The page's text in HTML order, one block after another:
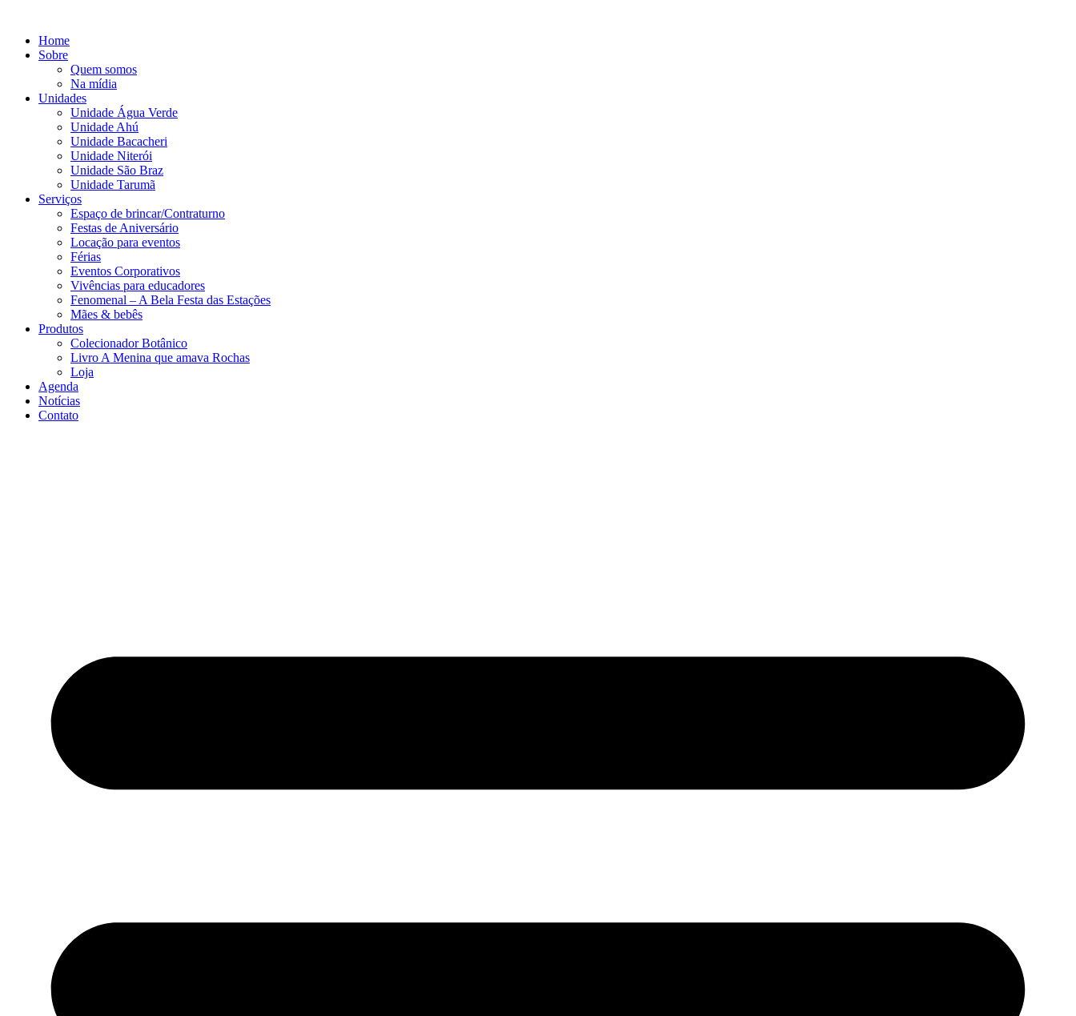
conteúdo
Home
Sobre
Quem somos
Na mídia
Unidades
Unidade Água Verde
Unidade Ahú
Unidade Bacacheri
Unidade Niterói
Unidade São Braz
Unidade Tarumã
Serviços
Espaço de brincar/Contraturno
Festas de Aniversário
Locação para eventos
Férias
Eventos Corporativos
Vivências para educadores
Fenomenal – A Bela Festa das Estações
Mães & bebês
Produtos
Colecionador Botânico
Livro A Menina que amava Rochas
Loja
Agenda
Notícias
Contato